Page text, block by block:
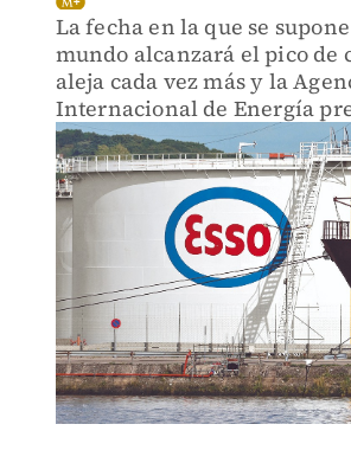
La fecha en la que se
mundo alcanzará el pico de
aleja cada vez más y la
Internacional de Energía
posible repunte de la
2050